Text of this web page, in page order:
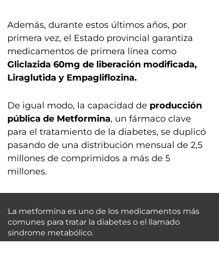
Además, durante estos últimos años, por
primera vez, el Estado provincial garantiza
medicamentos de primera línea como
Gliclazida 60mg de liberación modificada,
Liraglutida y Empagliflozina.
De igual modo, la capacidad de producción
pública de Metformina, un fármaco clave
para el tratamiento de la diabetes, se duplicó
pasando de una distribución mensual de 2,5
millones de comprimidos a más de 5
millones.
La metformina es uno de los medicamentos más
comunes para tratar la diabetes o el llamado
síndrome metabólico.